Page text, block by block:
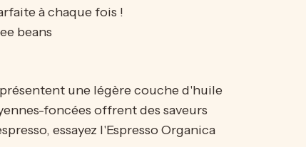
à chaque fois !
une légère couche d'huile
foncées offrent des saveurs
essayez l'Espresso Organica